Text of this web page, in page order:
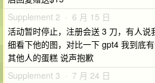
Supplement 2 · 6 月 15 日
活动暂时停止，注册会送 3 刀，有人
细看下他的图，对比一下 gpt4 我到底
其他人的蛋糕 说声抱歉
Supplement 3 · 7 月 24 日